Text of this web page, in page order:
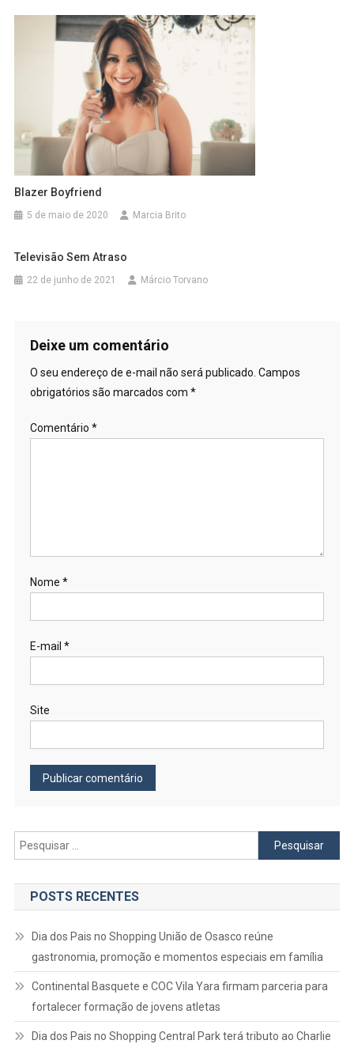
Blazer Boyfriend
5 de maio de 2020 Marcia Brito
Televisão Sem Atraso
22 de junho de 2021 Márcio Torvano
Deixe um comentário
O seu endereço de e-mail não será publicado. Campos
obrigatórios são marcados com *
Comentário *
Nome *
E-mail *
Site
Pesquisar
por:
POSTS RECENTES
Dia dos Pais no Shopping União de Osasco reúne
gastronomia, promoção e momentos especiais em família
Continental Basquete e COC Vila Yara firmam parceria para
fortalecer formação de jovens atletas
Dia dos Pais no Shopping Central Park terá tributo ao Charlie